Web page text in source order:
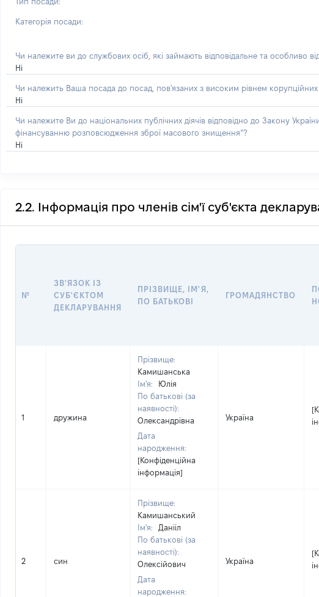
Категорія посади:
Чи належите ви до службових осіб, які займають відповідальне та особливо
Ні
Чи належить Ваша посада до посад, пов'язаних з високим рівнем корупційних
Ні
Чи належите Ви до національних публічних діячів відповідно до Закону
фінансуванню розповсюдження зброї масового знищення”?
Ні
2.2. Інформація про членів сім'ї суб'єкта
№
ЗВ'ЯЗОК ІЗ
СУБ'ЄКТОМ
ДЕКЛАРУВАННЯ
ПРІЗВИЩЕ, ІМ'Я,
ПО БАТЬКОВІ
ГРОМАДЯНСТВО
1 дружина
Прізвище:
Камишанська
Ім'я:
Юлія
По батькові (за
наявності):
Олександрівна
Дата
народження:
[Конфіденційна
інформація]
Україна
2 син
Прізвище:
Камишанський
Ім'я:
Данііл
По батькові (за
наявності):
Олексійович
Дата
народження:
Україна